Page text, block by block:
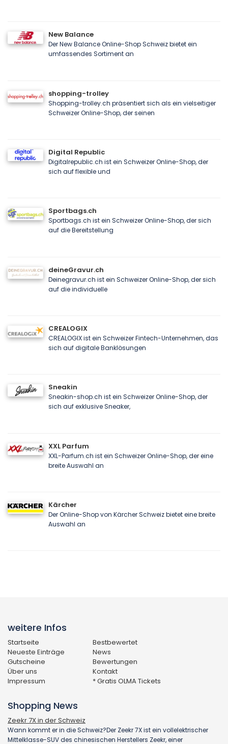
New Balance
Der New Balance Online-Shop Schweiz bietet ein
umfassendes Sortiment an
shopping-trolley
Shopping-trolley.ch präsentiert sich als ein vielseitiger
Schweizer Online-Shop, der seinen
Digital Republic
Digitalrepublic.ch ist ein Schweizer Online-Shop, der
sich auf flexible und
Sportbags.ch
Sportbags.ch ist ein Schweizer Online-Shop, der sich
auf die Bereitstellung
deineGravur.ch
Deinegravur.ch ist ein Schweizer Online-Shop, der sich
auf die individuelle
CREALOGIX
CREALOGIX ist ein Schweizer Fintech-Unternehmen, das
sich auf digitale Banklösungen
Sneakin
Sneakin-shop.ch ist ein Schweizer Online-Shop, der
sich auf exklusive Sneaker,
XXL Parfum
XXL-Parfum.ch ist ein Schweizer Online-Shop, der eine
breite Auswahl an
Kärcher
Der Online-Shop von Kärcher Schweiz bietet eine breite
Auswahl an
weitere Infos
Startseite
Bestbewertet
Neueste Einträge
News
Gutscheine
Bewertungen
Über uns
Kontakt
Impressum
* Gratis OLMA Tickets
Shopping News
Zeekr 7X in der Schweiz
Wann kommt er in die Schweiz?Der Zeekr 7X ist ein vollelektrischer
Mittelklasse-SUV des chinesischen Herstellers Zeekr, einer